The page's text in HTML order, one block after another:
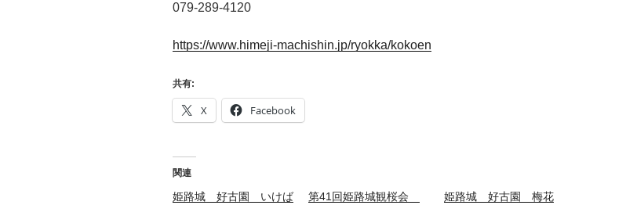
079-289-4120
https://www.himeji-machishin.jp/ryokka/kokoen
共有:
X Facebook
関連
姫路城 好古園 いけば
第41回姫路城観桜会
姫路城 好古園 梅花